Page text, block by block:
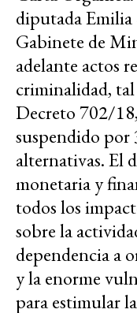
diputada Emilia
Gabinete de
adelante actos
criminalidad,
Decreto 702/
suspendido por
alternativas. El
monetaria y
todos los
sobre la
dependencia a
y la enorme
para estimular